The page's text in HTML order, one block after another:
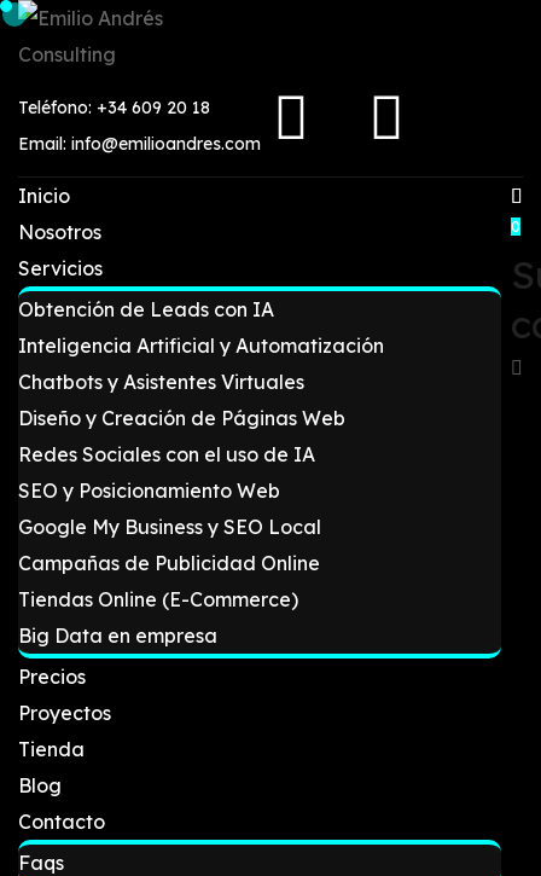
Teléfono: +34 609 20 18
Email: info@emilioandres.com
Inicio
Nosotros
Servicios
Obtención de Leads con IA
Inteligencia Artificial y Automatización
Chatbots y Asistentes Virtuales
Diseño y Creación de Páginas Web
Redes Sociales con el uso de IA
SEO y Posicionamiento Web
Google My Business y SEO Local
Campañas de Publicidad Online
Tiendas Online (E-Commerce)
Big Data en empresa
Precios
Proyectos
Tienda
Blog
Contacto
Faqs
0